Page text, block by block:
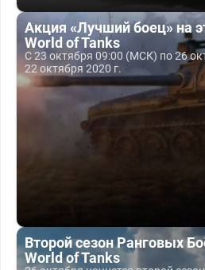
Акция «Лучший боец» на
World of Tanks
С 23 октября 09:00 (МСК) по 26
22 октября 2020 г.
Второй сезон Ранговых
World of Tanks